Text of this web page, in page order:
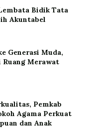
Bidik Tata
Akuntabel
Generasi Muda,
Merawat
Pemkab
Agama Perkuat
dan Anak